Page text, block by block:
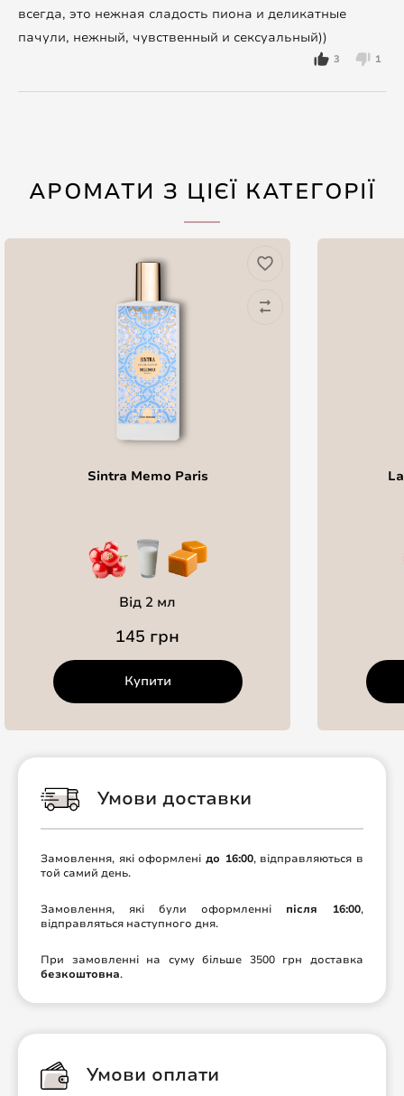
всегда, это нежная сладость пиона и деликатные
пачули, нежный, чувственный и сексуальный))
3 1
АРОМАТИ З ЦІЄЇ КАТЕГОРІЇ
Sintra Memo Paris
Від 2 мл
145 грн
Купити
Умови доставки
Замовлення, які оформлені до 16:00, відправляються в
той самий день.
Замовлення, які були оформленні після 16:00,
відправляться наступного дня.
При замовленні на суму більше 3500 грн доставка
безкоштовна.
Умови оплати